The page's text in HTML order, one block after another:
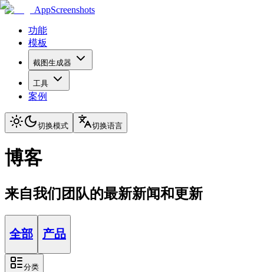
AppScreenshots
功能
模板
截图生成器
工具
案例
切换模式 切换语言
博客
来自我们团队的最新新闻和更新
全部 产品
分类